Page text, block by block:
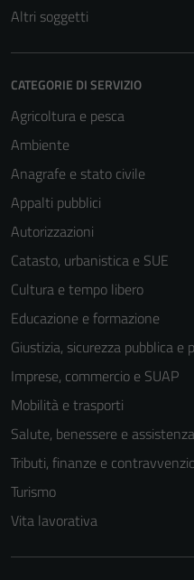
Altri soggetti
CATEGORIE DI SERVIZIO
Agricoltura e pesca
Ambiente
Anagrafe e stato civile
Appalti pubblici
Autorizzazioni
Catasto, urbanistica e SUE
Cultura e tempo libero
Educazione e formazione
Giustizia, sicurezza pubblica e
Imprese, commercio e SUAP
Mobilità e trasporti
Salute, benessere e assistenza
Tributi, finanze e
Turismo
Vita lavorativa